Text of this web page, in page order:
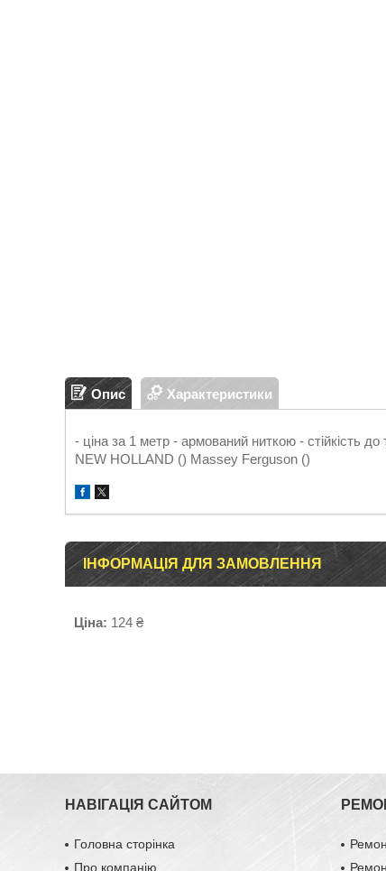
Опис Характеристики
- ціна за 1 метр - армований ниткою - стійкість
NEW HOLLAND () Massey Ferguson ()
ІНФОРМАЦІЯ ДЛЯ ЗАМОВЛЕННЯ
Ціна: 124 ₴
НАВІГАЦІЯ САЙТОМ
Головна сторінка
Про компанію